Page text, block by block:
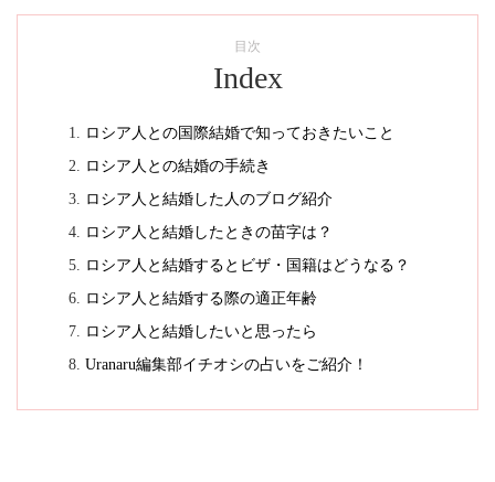
目次
Index
ロシア人との国際結婚で知っておきたいこと
ロシア人との結婚の手続き
ロシア人と結婚した人のブログ紹介
ロシア人と結婚したときの苗字は？
ロシア人と結婚するとビザ・国籍はどうなる？
ロシア人と結婚する際の適正年齢
ロシア人と結婚したいと思ったら
Uranaru編集部イチオシの占いをご紹介！